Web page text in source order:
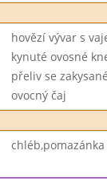
hovězí vývar s
kynuté ovosné
přeliv se
ovocný čaj